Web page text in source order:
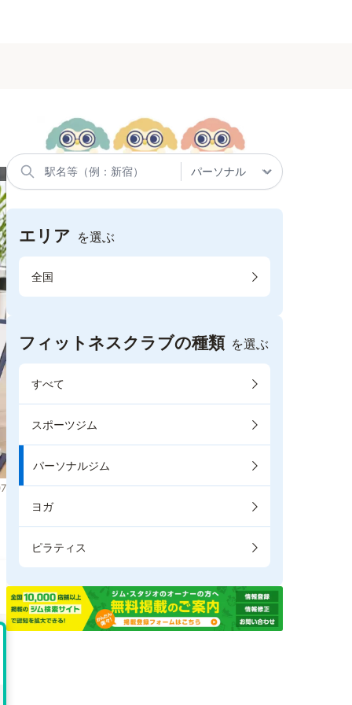
エリア を選ぶ
全国
フィットネスクラブの種類 を選ぶ
すべて
スポーツジム
パーソナルジム
ヨガ
ピラティス